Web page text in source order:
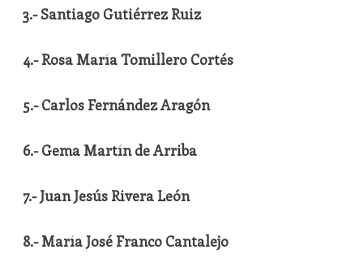
3.- Santiago Gutiérrez Ruiz
4.- Rosa María Tomillero Cortés
5.- Carlos Fernández Aragón
6.- Gema Martín de Arriba
7.- Juan Jesús Rivera León
8.- María José Franco Cantalejo